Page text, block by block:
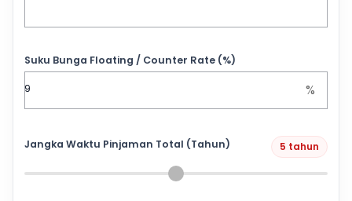
Suku Bunga Floating / Counter Rate (%)
%
Jangka Waktu Pinjaman Total (Tahun) 5 tahun